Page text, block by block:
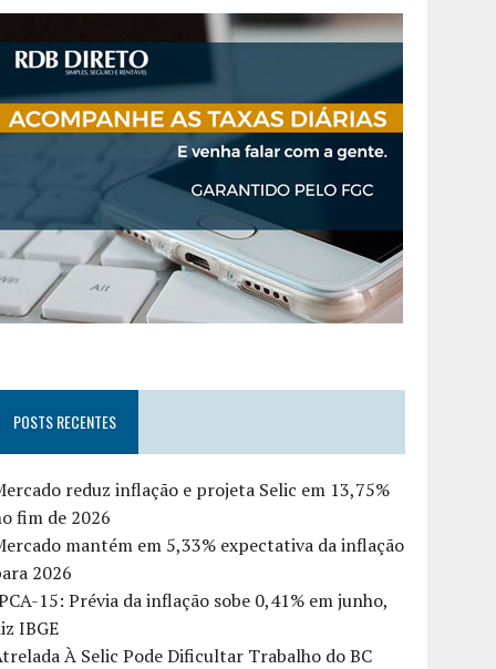
POSTS RECENTES
reduz inflação e projeta Selic em 13,75%
fim de 2026
mantém em 5,33% expectativa da inflação
2026
15: Prévia da inflação sobe 0,41% em junho,
IBGE
À Selic Pode Dificultar Trabalho do BC